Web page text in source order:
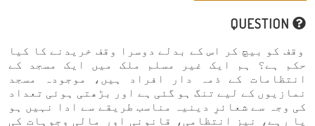
وقف کو بیچ کر اس کے بدلے دوسرا وقف خریدنے کا کیا
حکم ہے؟ ہم ایک غیر مسلم ملک میں ایک مسجد کے
انتظامات کے ذمہ دار افراد ہیں، موجودہ مسجد
نمازیوں کے لیے تنگ ہو گئی ہے اور بڑھتی ہوئی تعداد
کی وجہ سے شعائرِ دینیہ مناسب طریقے سے ادا نہیں ہو
پا رہے، نیز انتظامی، قانونی اور مالی وجوہات کی